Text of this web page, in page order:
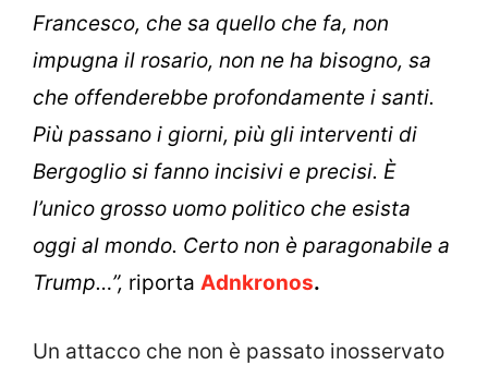
Francesco, che sa quello che fa, non
impugna il rosario, non ne ha bisogno, sa
che offenderebbe profondamente i santi.
Più passano i giorni, più gli interventi di
Bergoglio si fanno incisivi e precisi. È
l’unico grosso uomo politico che esista
oggi al mondo. Certo non è paragonabile a
Trump…”, riporta Adnkronos.
Un attacco che non è passato inosservato